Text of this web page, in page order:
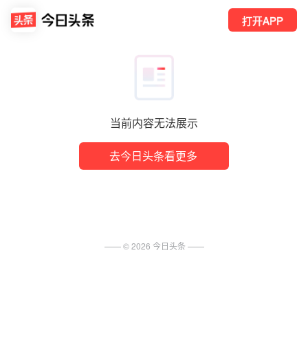
当前内容无法展示
去今日头条看更多
打开APP
—— ©2026 今日头条 ——